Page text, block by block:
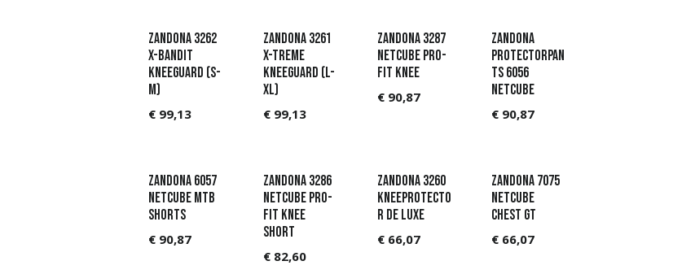
Zandona 3262
X-Bandit
Kneeguard (S-
M)
€ 99,13
Zandona 3261
X-Treme
Kneeguard (L-
XL)
€ 99,13
Zandona 3287
Netcube Pro-
Fit Knee
€ 90,87
Zandona
Protectorpan
ts 6056
Netcube
€ 90,87
Zandona 6057
Netcube MTB
Shorts
€ 90,87
Zandona 3286
Netcube Pro-
Fit Knee
SHORT
€ 82,60
Zandona 3260
Kneeprotecto
r de Luxe
€ 66,07
Zandona 7075
Netcube
Chest GT
€ 66,07